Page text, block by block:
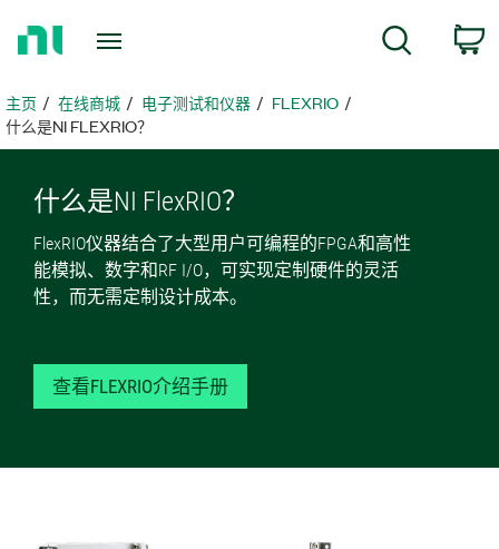
页主页 在线商城 电子测试和仪器
FLEXRIO
什么是NI FLEXRIO？
什么是NI FlexRIO？
FlexRIO仪器结合了大型用户可编程的FPGA和高性
能模拟、数字和RF I/O，可实现定制硬件的灵活
性，而无需定制设计成本。
查看FLEXRIO介绍手册